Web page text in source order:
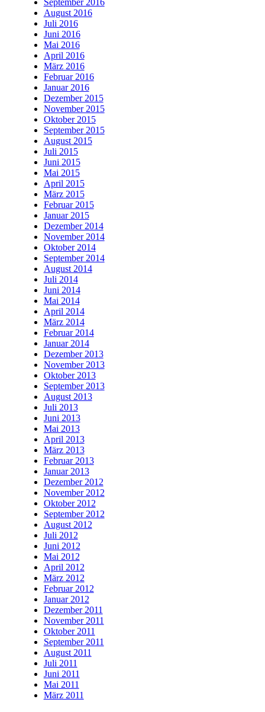
August 2016
Juli 2016
Juni 2016
Mai 2016
April 2016
März 2016
Februar 2016
Januar 2016
Dezember 2015
November 2015
Oktober 2015
September 2015
August 2015
Juli 2015
Juni 2015
Mai 2015
April 2015
März 2015
Februar 2015
Januar 2015
Dezember 2014
November 2014
Oktober 2014
September 2014
August 2014
Juli 2014
Juni 2014
Mai 2014
April 2014
März 2014
Februar 2014
Januar 2014
Dezember 2013
November 2013
Oktober 2013
September 2013
August 2013
Juli 2013
Juni 2013
Mai 2013
April 2013
März 2013
Februar 2013
Januar 2013
Dezember 2012
November 2012
Oktober 2012
September 2012
August 2012
Juli 2012
Juni 2012
Mai 2012
April 2012
März 2012
Februar 2012
Januar 2012
Dezember 2011
November 2011
Oktober 2011
September 2011
August 2011
Juli 2011
Juni 2011
Mai 2011
März 2011